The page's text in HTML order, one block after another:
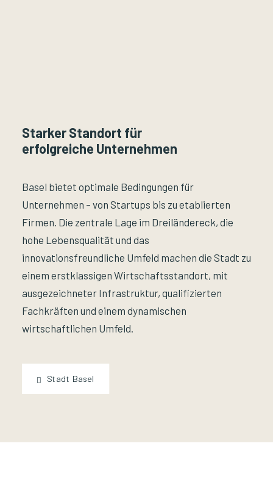
Starker Standort für
erfolgreiche Unternehmen
Basel bietet optimale Bedingungen für
Unternehmen – von Startups bis zu etablierten
Firmen. Die zentrale Lage im Dreiländereck, die
hohe Lebensqualität und das
innovationsfreundliche Umfeld machen die Stadt zu
einem erstklassigen Wirtschaftsstandort, mit
ausgezeichneter Infrastruktur, qualifizierten
Fachkräften und einem dynamischen
wirtschaftlichen Umfeld.
Stadt Basel